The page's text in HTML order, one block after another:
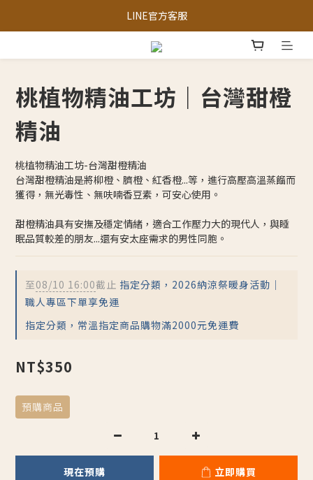
三峽區農會-獨家限定「梨仔筍金醬」
LINE官方客服
三峽區農會-獨家限定「梨仔筍金醬」
桃植物精油工坊｜台灣甜橙
精油
桃植物精油工坊-台灣甜橙精油
台灣甜橙精油是將柳橙、臍橙、紅香橙...等，進行高壓高溫蒸餾而
獲得，無光毒性、無呋喃香豆素，可安心使用。
甜橙精油具有安撫及穩定情緒，適合工作壓力大的現代人，與睡
眠品質較差的朋友...還有安太座需求的男性同胞。
至08/10 16:00截止 指定分類，2026納涼祭暖身活動｜
職人專區下單享免運
指定分類，常溫指定商品購物滿2000元免運費
NT$350
預購商品
現在預購 立即購買